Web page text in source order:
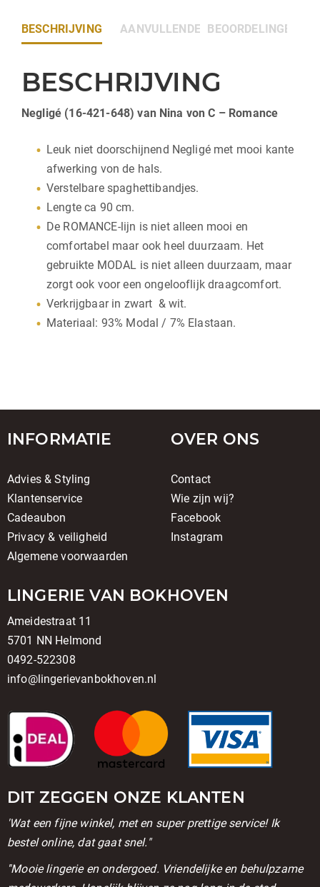
BESCHRIJVING AANVULLENDE INFORMATIE
BEOORDELINGEN (0)
BESCHRIJVING
Negligé (16-421-648) van Nina von C – Romance
Leuk niet doorschijnend Negligé met mooi kante
afwerking von de hals.
Verstelbare spaghettibandjes.
Lengte ca 90 cm.
De ROMANCE-lijn is niet alleen mooi en
comfortabel maar ook heel duurzaam. Het
gebruikte MODAL is niet alleen duurzaam, maar
zorgt ook voor een ongelooflijk draagcomfort.
Verkrijgbaar in zwart & wit.
Materiaal: 93% Modal / 7% Elastaan.
INFORMATIE
Advies & Styling
Klantenservice
Cadeaubon
Privacy & veiligheid
Algemene voorwaarden
OVER ONS
Contact
Wie zijn wij?
Facebook
Instagram
LINGERIE VAN BOKHOVEN
Ameidestraat 11
5701 NN Helmond
0492-522308
info@lingerievanbokhoven.nl
DIT ZEGGEN ONZE KLANTEN
'Wat een fijne winkel, met en super prettige service! Ik
bestel online, dat gaat snel."
''Mooie lingerie en ondergoed. Vriendelijke en behulpzame